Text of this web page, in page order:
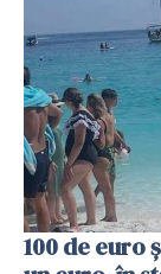
100 de euro